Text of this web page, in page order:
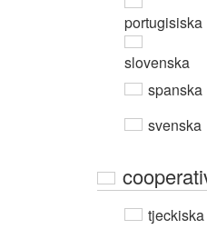
portugisiska
slovenska
spanska
svenska
tjeckiska